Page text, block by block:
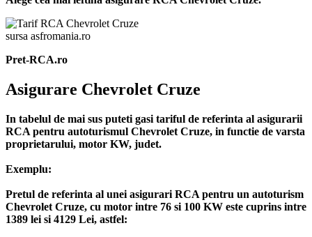
sursa asfromania.ro
Pret-RCA.ro
Asigurare Chevrolet Cruze
In tabelul de mai sus puteti gasi tariful de referinta al asigurarii
RCA pentru autoturismul Chevrolet Cruze, in functie de varsta
proprietarului, motor KW, judet.
Exemplu:
Pretul de referinta al unei asigurari RCA pentru un autoturism
Chevrolet Cruze, cu motor intre 76 si 100 KW este cuprins intre
1389 lei si 4129 Lei, astfel: